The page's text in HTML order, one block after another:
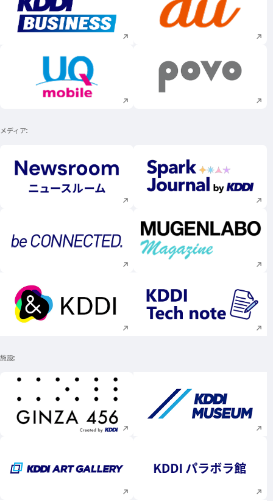
新規ウィンドウで開く 新規ウィンドウで
新規ウィンドウで開く 新規ウィンドウで
メディア
新規ウィンドウで開く 新規ウィンドウで
新規ウィンドウで開く 新規ウィンドウで
新規ウィンドウで開く 新規ウィンドウで
施設
新規ウィンドウで開く 新規ウィンドウで
新規ウィンドウで開く 新規ウィンドウで